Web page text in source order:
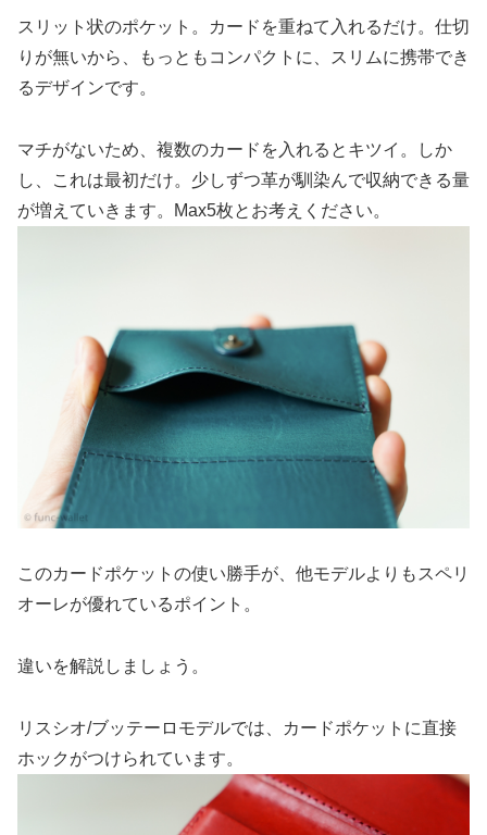
スリット状のポケット。カードを重ねて入れるだけ。仕切
りが無いから、もっともコンパクトに、スリムに携帯でき
るデザインです。
マチがないため、複数のカードを入れるとキツイ。しか
し、これは最初だけ。少しずつ革が馴染んで収納できる量
が増えていきます。Max5枚とお考えください。
このカードポケットの使い勝手が、他モデルよりもスペリ
オーレが優れているポイント。
違いを解説しましょう。
リスシオ/ブッテーロモデルでは、カードポケットに直接
ホックがつけられています。